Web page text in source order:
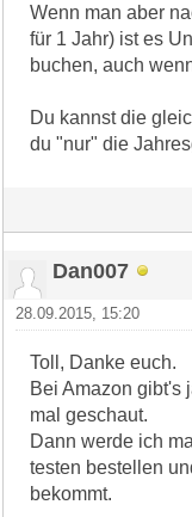
Wenn man aber
für 1 Jahr) ist es
buchen, auch
Du kannst die
du "nur" die
Dan007
28.09.2015, 15:20
Toll, Danke euch.
Bei Amazon gibt's
mal geschaut.
Dann werde ich
testen bestellen
bekommt.